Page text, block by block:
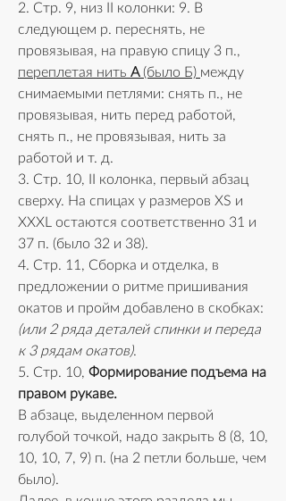
2. Стр. 9, низ II колонки: 9. В
следующем р. переснять, не
переплетая нить А (было Б) между
снимаемыми петлями: снять п., не
провязывая, нить перед работой,
снять п., не провязывая, нить за
работой и т. д.
3. Стр. 10, II колонка, первый абзац
сверху. На спицах у размеров XS и
XXXL остаются соответственно 31 и
37 п. (было 32 и 38).
4. Стр. 11, Сборка и отделка, в
предложении о ритме пришивания
(или 2 ряда деталей спинки и переда
к 3 рядам окатов).
5. Стр. 10, Формирование подъема на
правом рукаве.
В абзаце, выделенном первой
голубой точкой, надо закрыть 8 (8, 10,
10, 10, 7, 9) п. (на 2 петли больше, чем
было).